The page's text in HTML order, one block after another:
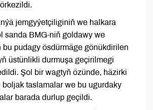
jemgyýetçiliginiň we halkara
sanda BMG-niň goldawy we
bu pudagy ösdürmäge gönükdirilen
üstünlikli durmuşa geçirilmegi
Şol bir wagtyň özünde, häzirki
boljak taslamalar we bu ugurdaky
barada durlup geçildi.